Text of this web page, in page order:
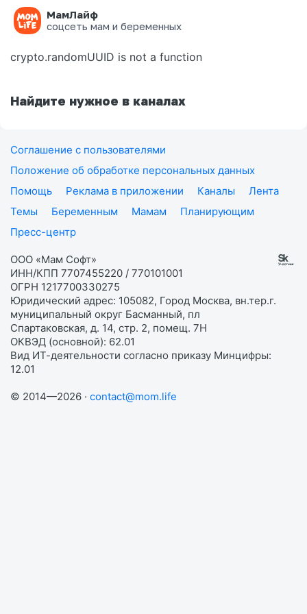
МамЛайф
соцсеть мам и беременных
Ошибка на странице
crypto.randomUUID is not a function
Найдите нужное в каналах
Соглашение с пользователями
Положение об обработке персональных данных
Помощь
Реклама в приложении Каналы
Лента
Темы
Беременным Мамам
Планирующим
Пресс-центр
ООО «Мам Софт»
ИНН/КПП 7707455220 / 770101001
ОГРН 1217700330275
Юридический адрес: 105082, Город Москва, вн.тер.г.
муниципальный округ Басманный, пл
Спартаковская, д. 14, стр. 2, помещ. 7Н
ОКВЭД (основной): 62.01
Вид ИТ-деятельности согласно приказу Минцифры:
12.01
© 2014—2026 · contact@mom.life